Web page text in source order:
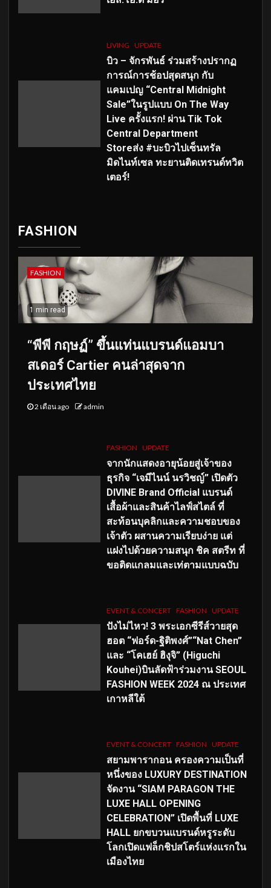
LIVING UPDATE
บิว – จักรพันธ์ ร่วมสร้างปรากฏ
การณ์การช้อปสุดสนุก กับ
แคมเปญ “Central Midnight
Sale”ในรูปแบบ On The Way
Live ครั้งแรก! ผ่าน Tik Tok
Central Department
Storeส่ง #บะบิวไปเซ็นทรัล
มิดไนท์เซล ทะยานติดเทรนด์ทวิต
เตอร์!
FASHION
FASHION
1 min read
“พีพี กฤษฏ์” ขึ้นแท่นแบรนด์แอมบา
สเดอร์ Cartier คนล่าสุดจาก
ประเทศไทย
2 เดือน ago admin
FASHION UPDATE
จากนักแสดงอายุน้อยสู่เจ้าของ
ธุรกิจ “เจมีไนน์ นรวิชญ์” เปิดตัว
DIVINE Brand Official แบรนด์
เสื้อผ้าและสินค้าไลฟ์สไตล์ ที่
สะท้อนบุคลิกและความชอบของ
เจ้าตัว ผสานความเรียบง่าย แต่
แฝงไปด้วยความสนุก ชิค สตรีท ที่
ขอติดแกลมและเท่ตามแบบฉบับ
EVENT & CONCERT FASHION UPDATE
ปังไม่ไหว! 3 พระเอกซีรีส์วายสุด
ฮอต “ฟอร์ด-ฐิติพงศ์”“Nat Chen”
และ “โคเฮย์ ฮิงุจิ” (Higuchi
Kouhei)บินลัดฟ้าร่วมงาน SEOUL
FASHION WEEK 2024 ณ ประเทศ
เกาหลีใต้
EVENT & CONCERT FASHION UPDATE
สยามพารากอน ครองความเป็นที่
หนึ่งของ LUXURY DESTINATION
จัดงาน “SIAM PARAGON THE
LUXE HALL OPENING
CELEBRATION” เปิดพื้นที่ LUXE
HALL ยกขบวนแบรนด์หรูระดับ
โลกเปิดแฟล็กชิปสโตร์แห่งแรกใน
เมืองไทย